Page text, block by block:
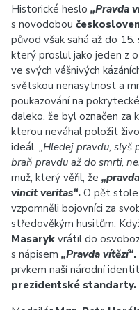
Historické heslo „Pravda
s novodobou
původ však sahá až do
který proslul jako jeden z
ve svých vášnivých
světskou nenasytnost a
poukazování na
daleko, že byl označen za
kterou neváhal položit
ideál. „Hledej pravdu, slyš
braň pravdu až do smrti,
muž, který věřil, že
vincit veritas“. O pět
vzpomněli bojovníci za
středověkým husitům.
Masaryk vrátil do
s nápisem „Pravda vítězí“.
prvkem naší národní
prezidentské standarty.